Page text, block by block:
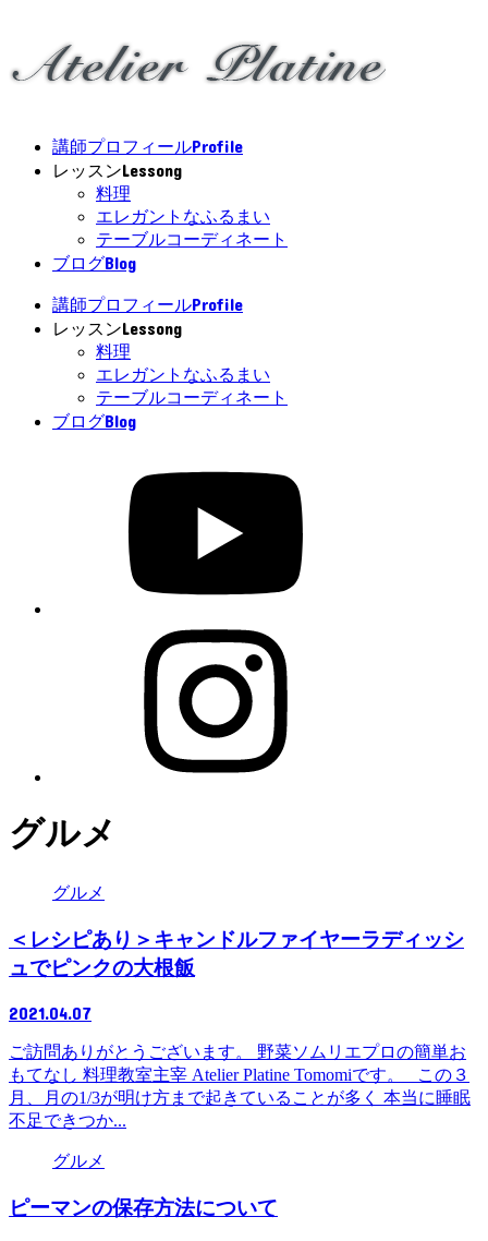
講師プロフィールProfile
レッスンLessong
料理
エレガントなふるまい
テーブルコーディネート
ブログBlog
講師プロフィールProfile
レッスンLessong
料理
エレガントなふるまい
テーブルコーディネート
ブログBlog
グルメ
グルメ
＜レシピあり＞キャンドルファイヤーラディッシ
ュでピンクの大根飯
2021.04.07
ご訪問ありがとうございます。 野菜ソムリエプロの簡単お
もてなし 料理教室主宰 Atelier Platine Tomomiです。 この３
月、月の1/3が明け方まで起きていることが多く 本当に睡眠
不足できつか...
グルメ
ピーマンの保存方法について